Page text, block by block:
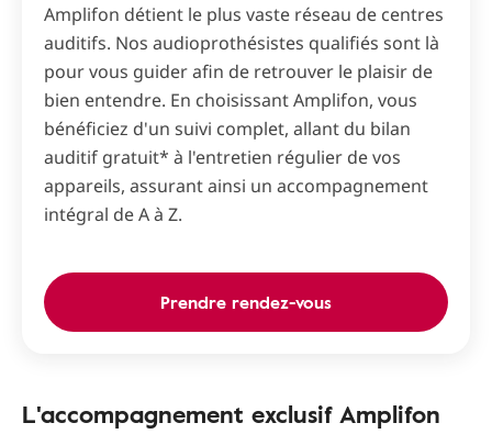
Amplifon détient le plus vaste réseau de centres
auditifs. Nos audioprothésistes qualifiés sont là
pour vous guider afin de retrouver le plaisir de
bien entendre. En choisissant Amplifon, vous
bénéficiez d'un suivi complet, allant du bilan
auditif gratuit* à l'entretien régulier de vos
appareils, assurant ainsi un accompagnement
intégral de A à Z.
Prendre rendez-vous
L'accompagnement exclusif Amplifon